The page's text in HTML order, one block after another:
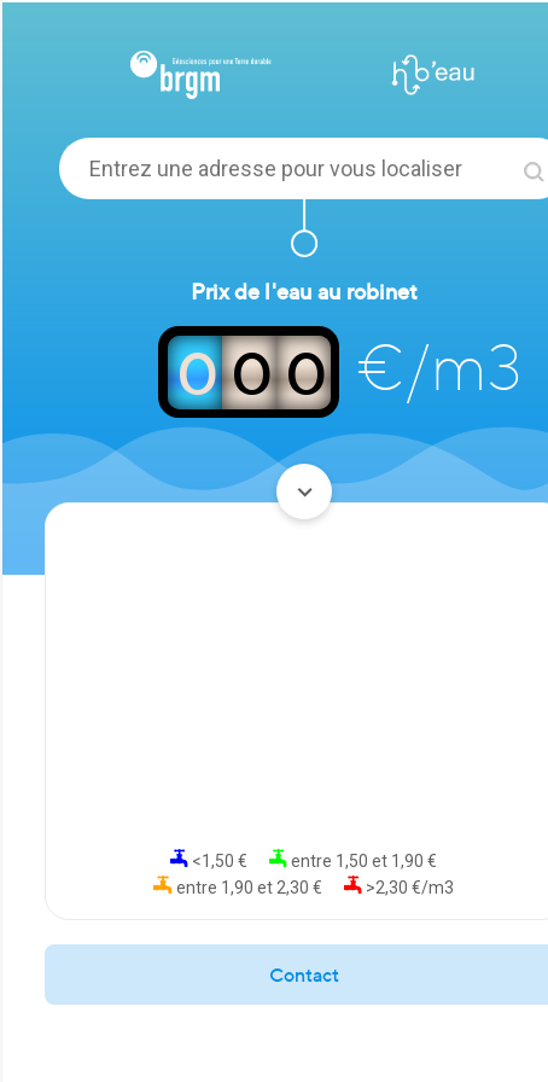
Prix de l'eau au robinet
000 €/m3
<1,50 €
entre 1,50 et 1,90 €
entre 1,90 et 2,30 €
>2,30 €/m3
Contact